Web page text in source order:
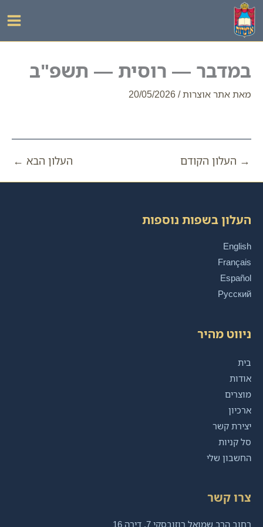
דילוג
לתוכן
במדבר — רוסית — תשפ"ב
מאתאתר אוצרות/
20/05/2026
→ העלון הקודם העלון הבא ←
העלון בשפות נוספות
English
Français
Español
Русский
ניווט מהיר
בית
אודות
מוצרים
ארכיון
יצירת קשר
סל קניות
החשבון שלי
צרו קשר
רחוב הרב שמואל רוזובסקי 7, דירה 16